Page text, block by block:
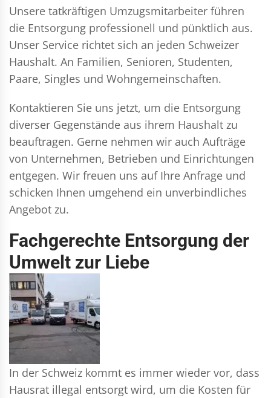
Unsere tatkräftigen Umzugsmitarbeiter führen
die Entsorgung professionell und pünktlich aus.
Unser Service richtet sich an jeden Schweizer
Haushalt. An Familien, Senioren, Studenten,
Paare, Singles und Wohngemeinschaften.
Kontaktieren Sie uns jetzt, um die Entsorgung
diverser Gegenstände aus ihrem Haushalt zu
beauftragen. Gerne nehmen wir auch Aufträge
von Unternehmen, Betrieben und Einrichtungen
entgegen. Wir freuen uns auf Ihre Anfrage und
schicken Ihnen umgehend ein unverbindliches
Angebot zu.
Fachgerechte Entsorgung der
Umwelt zur Liebe
In der Schweiz kommt es immer wieder vor, dass
Hausrat illegal entsorgt wird, um die Kosten für